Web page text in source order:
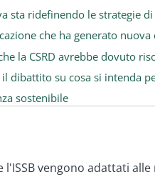
sta ridefinendo le strategie
che ha generato
la CSRD avrebbe dovuto
dibattito su cosa si intenda
sostenibile
l'ISSB vengono adattati